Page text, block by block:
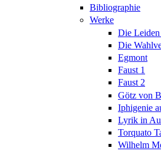
Bibliographie
Werke
Die Leiden
Die
Egmont
Faust 1
Faust 2
Götz von
Iphigenie
Lyrik in
Torquato
Wilhelm